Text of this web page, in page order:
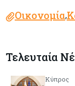
Οικονομία,
Τελευταία
Κύπρος